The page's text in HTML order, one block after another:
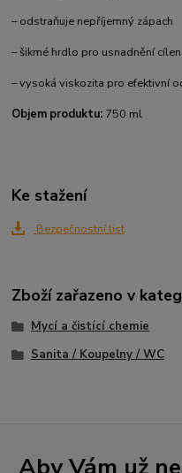
– odstraňuje nepříjemný zápach
– šikmé hrdlo pro usnadnění
– vysoká viskozita pro efektivní
Objem produktu: 750 ml
Ke stažení
Bezpečnostní list
Zboží zařazeno v
Mycí a čistící chemie
Sanita / Koupelny / WC